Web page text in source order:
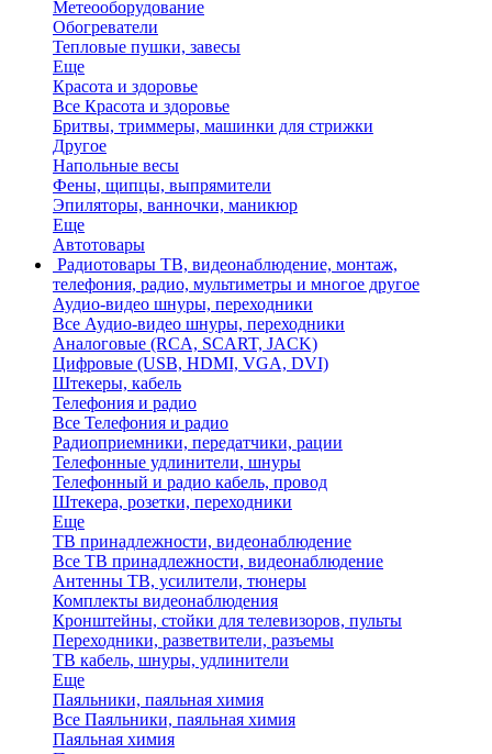
Метеооборудование
Обогреватели
Тепловые пушки, завесы
Еще
Красота и здоровье
Все Красота и здоровье
Бритвы, триммеры, машинки для стрижки
Другое
Напольные весы
Фены, щипцы, выпрямители
Эпиляторы, ванночки, маникюр
Еще
Автотовары
Радиотовары ТВ, видеонаблюдение, монтаж,
телефония, радио, мультиметры и многое другое
Аудио-видео шнуры, переходники
Все Аудио-видео шнуры, переходники
Аналоговые (RCA, SCART, JACK)
Цифровые (USB, HDMI, VGA, DVI)
Штекеры, кабель
Телефония и радио
Все Телефония и радио
Радиоприемники, передатчики, рации
Телефонные удлинители, шнуры
Телефонный и радио кабель, провод
Штекера, розетки, переходники
Еще
ТВ принадлежности, видеонаблюдение
Все ТВ принадлежности, видеонаблюдение
Антенны ТВ, усилители, тюнеры
Комплекты видеонаблюдения
Кронштейны, стойки для телевизоров, пульты
Переходники, разветвители, разъемы
ТВ кабель, шнуры, удлинители
Еще
Паяльники, паяльная химия
Все Паяльники, паяльная химия
Паяльная химия